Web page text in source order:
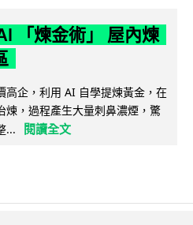
「煉金術」 屋內煉
高企，利用 AI 自學提煉黃金，在
煉，過程產生大量刺鼻濃煙，驚
...
閱讀全文